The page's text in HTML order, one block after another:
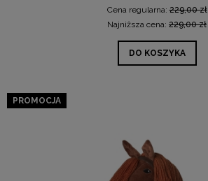
Cena regularna:229,00 zł
Najniższa cena: 229,00 zł
DO KOSZYKA
PROMOCJA